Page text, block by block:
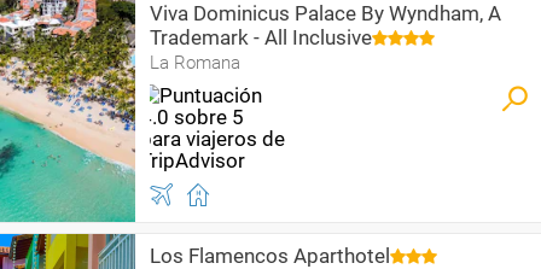
Viva Dominicus Palace By Wyndham, A
Trademark - All Inclusive
La Romana
Los Flamencos Aparthotel